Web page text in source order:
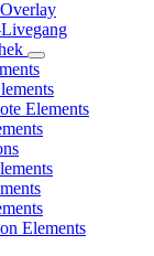
Elements
Elements